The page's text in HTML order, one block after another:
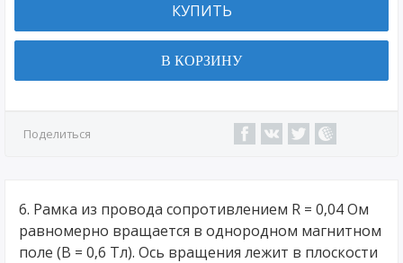
КУПИТЬ
В КОРЗИНУ
Поделиться
6. Рамка из провода сопротивлением R = 0,04 Ом
равномерно вращается в однородном магнитном
поле (В = 0,6 Тл). Ось вращения лежит в плоскости